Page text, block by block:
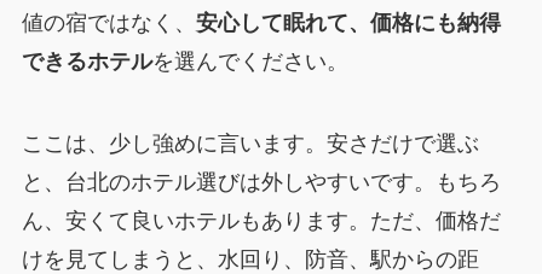
値の宿ではなく、 安心して眠れて、価格にも納得
できるホテルを選んでください。
ここは、少し強めに言います。安さだけで選ぶ
と、台北のホテル選びは外しやすいです。もちろ
ん、安くて良いホテルもあります。ただ、価格だ
けを見てしまうと、水回り、防音、駅からの距